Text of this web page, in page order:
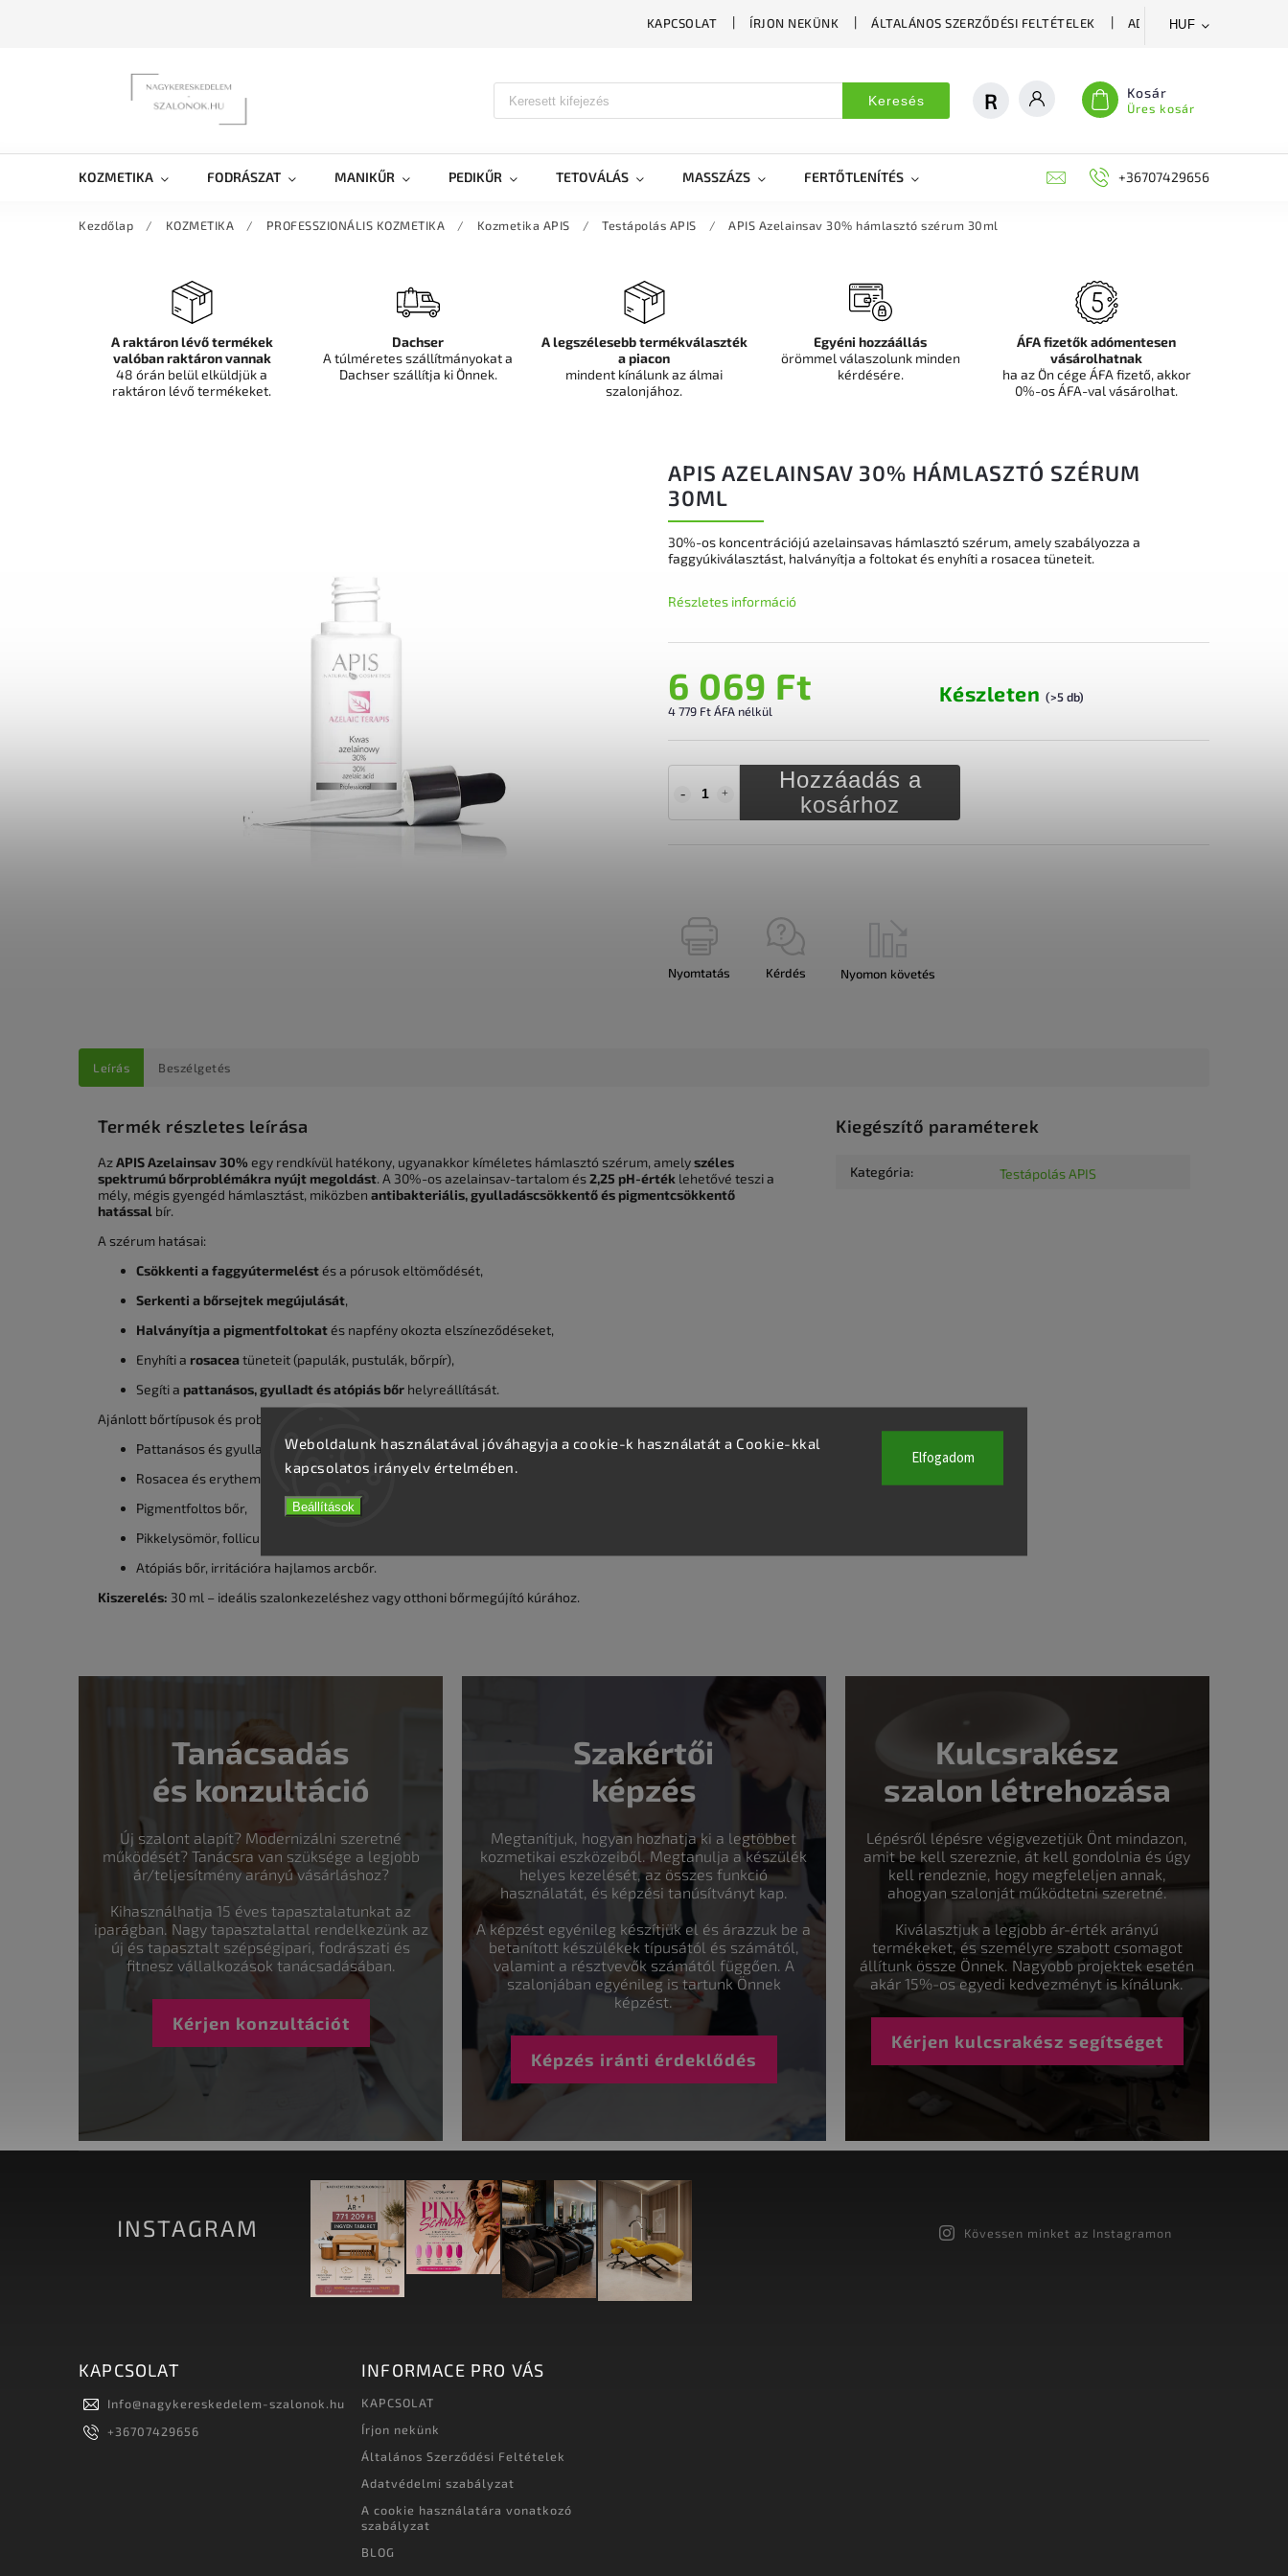
Weboldalunk használatával jóváhagyja a cookie-k használatát a Cookie-kkal
kapcsolatos irányelv értelmében.
Beállítások
Elfogadom
KAPCSOLAT ÍRJON NEKÜNK ÁLTALÁNOS SZERZŐDÉSI FELTÉTELEK ADATVÉDELMI
HUF
Keresés Kosár
Üres kosár
KOZMETIKA FODRÁSZAT MANIKŰR PEDIKŰR TETOVÁLÁS MASSZÁZS FERTŐTLENÍTÉS DEKORÁCIÓS FALPANEL, MŰNÖVÉNY FAL
+36707429656
Kezdőlap / KOZMETIKA / PROFESSZIONÁLIS KOZMETIKA / Kozmetika APIS / Testápolás APIS / APIS Azelainsav 30% hámlasztó szérum 30ml
APIS AZELAINSAV 30% HÁMLASZTÓ SZÉRUM
30ML
6 069 Ft
4 779 Ft ÁFA nélkül
Készleten (>5 db)
Hozzáadás a
kosárhoz
30%-os koncentrációjú azelainsavas hámlasztó szérum, amely szabályozza a
faggyúkiválasztást, halványítja a foltokat és enyhíti a rosacea tüneteit.
Részletes információ
Nyomtatás Kérdés Nyomon követés
A raktáron lévő termékek
valóban raktáron vannak
48 órán belül elküldjük a
raktáron lévő termékeket.
Dachser
A túlméretes szállítmányokat a
Dachser szállítja ki Önnek.
A legszélesebb termékválaszték
a piacon
mindent kínálunk az álmai
szalonjához.
Egyéni hozzáállás
örömmel válaszolunk minden
kérdésére.
ÁFA fizetők adómentesen
vásárolhatnak
ha az Ön cége ÁFA fizető, akkor
0%-os ÁFA-val vásárolhat.
Leírás Beszélgetés
Termék részletes leírása
AzAPIS Azelainsav 30% egy rendkívül hatékony, ugyanakkor kíméletes hámlasztó szérum, amelyszéles
spektrumú bőrproblémákra nyújt megoldást. A 30%-os azelainsav-tartalom és2,25 pH-érték lehetővé teszi a
mély, mégis gyengéd hámlasztást, miközben antibakteriális, gyulladáscsökkentő és pigmentcsökkentő
hatással bír.
A szérum hatásai:
Csökkenti a faggyútermeléstés a pórusok eltömődését,
Serkenti a bőrsejtek megújulását,
Halványítja a pigmentfoltokatés napfény okozta elszíneződéseket,
Enyhíti a rosacea tüneteit (papulák, pustulák, bőrpír),
Segíti a pattanásos, gyulladt és atópiás bőr helyreállítását.
Ajánlott bőrtípusok és problémák:
Pattanásos és gyulladt bőr,
Rosacea és erythema,
Pigmentfoltos bőr,
Pikkelysömör, folliculitis,
Atópiás bőr, irritációra hajlamos arcbőr.
Kiszerelés: 30 ml – ideális szalonkezeléshez vagy otthoni bőrmegújító kúrához.
Kiegészítő paraméterek
Kategória: Testápolás APIS
Tanácsadás
és konzultáció
Új szalont alapít? Modernizálni szeretné
működését? Tanácsra van szüksége a legjobb
ár/teljesítmény arányú vásárláshoz?
Kihasználhatja 15 éves tapasztalatunkat az
iparágban. Nagy tapasztalattal rendelkezünk az
új és tapasztalt szépségipari, fodrászati és
fitnesz vállalkozások tanácsadásában.
Kérjen konzultációt
Szakértői
képzés
Megtanítjuk, hogyan hozhatja ki a legtöbbet
kozmetikai eszközeiből. Megtanulja a készülék
helyes kezelését, az összes funkció
használatát, és képzési tanúsítványt kap.
A képzést egyénileg készítjük el és árazzuk be a
betanított készülékek típusától és számától,
valamint a résztvevők számától függően. A
szalonjában egyénileg is tartunk Önnek
képzést.
Képzés iránti érdeklődés
Kulcsrakész
szalon létrehozása
Lépésről lépésre végigvezetjük Önt mindazon,
amit be kell szereznie, át kell gondolnia és úgy
kell rendeznie, hogy megfeleljen annak,
ahogyan szalonját működtetni szeretné.
Kiválasztjuk a legjobb ár-érték arányú
termékeket, és személyre szabott csomagot
állítunk össze Önnek. Nagyobb projektek esetén
akár 15%-os egyedi kedvezményt is kínálunk.
Kérjen kulcsrakész segítséget
INSTAGRAM Kövessen minket az Instagramon
KAPCSOLAT
Info@nagykereskedelem-szalonok.hu
+36707429656
INFORMACE PRO VÁS
KAPCSOLAT
Írjon nekünk
Általános Szerződési Feltételek
Adatvédelmi szabályzat
A cookie használatára vonatkozó
szabályzat
BLOG